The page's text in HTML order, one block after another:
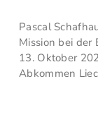
Pascal
Mission bei der
13. Oktober
Abkommen